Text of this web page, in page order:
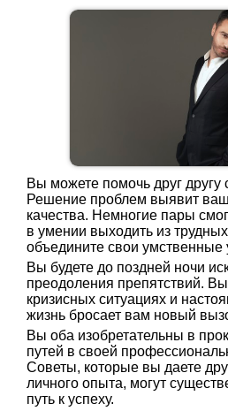
Вы можете помочь друг другу
Решение проблем выявит
качества. Немногие пары
в умении выходить из
объедините свои умственные
Вы будете до поздней ночи
преодоления препятствий.
кризисных ситуациях и
жизнь бросает вам новый
Вы оба изобретательны в
путей в своей
Советы, которые вы даете
личного опыта, могут
путь к успеху.